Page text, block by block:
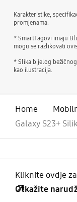
Karakteristike,
promjenama.
* SmartTagovi imaju
mogu se razlikovati
* Slika bijelog
kao ilustracija.
Home
Galaxy S23+
Kliknite ovdje
Otkažite